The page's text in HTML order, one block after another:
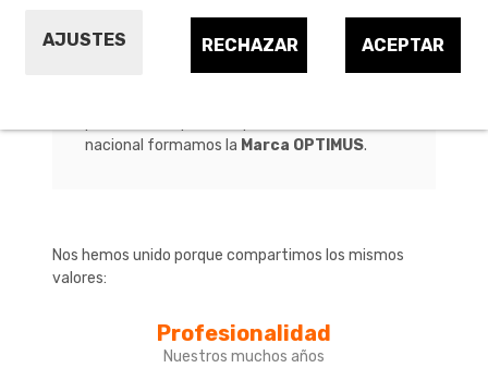
AJUSTES ACEPTAR
RECHAZAR
Ferretería Burgos, tu ferretería en
nacional formamos la Marca OPTIMUS.
Nos hemos unido porque compartimos los mismos
valores:
Profesionalidad
Nuestros muchos años